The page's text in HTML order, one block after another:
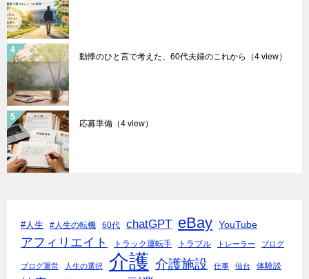
動悸のひと言で考えた、60代夫婦のこれから （4 view）
応募準備 （4 view）
#人生 #人生の転機 60代 chatGPT eBay YouTube
アフィリエイト トラック運転手 トラブル トレーラー ブログ
ブログ運営 人生の選択 介護 介護施設 仕事 仙台 体験談